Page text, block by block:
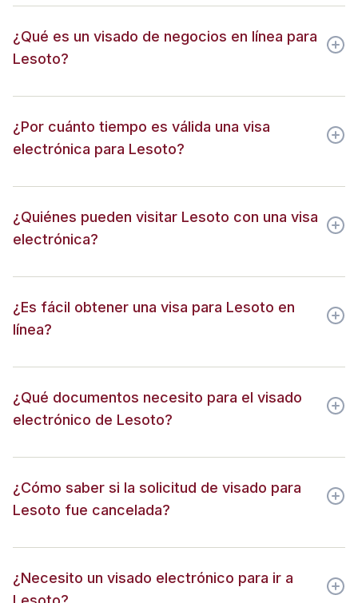
¿Qué es un visado de negocios en línea para
Lesoto?
¿Por cuánto tiempo es válida una visa
electrónica para Lesoto?
¿Quiénes pueden visitar Lesoto con una visa
electrónica?
¿Es fácil obtener una visa para Lesoto en
línea?
¿Qué documentos necesito para el visado
electrónico de Lesoto?
¿Cómo saber si la solicitud de visado para
Lesoto fue cancelada?
¿Necesito un visado electrónico para ir a